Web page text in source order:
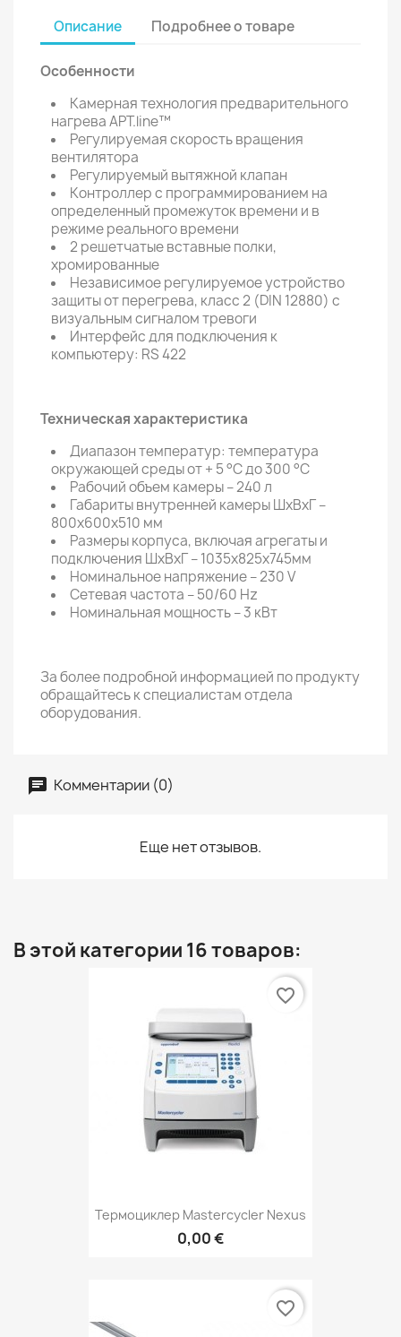
Описание Подробнее о товаре
Особенности
Камерная технология предварительного
нагрева APT.line™
Регулируемая скорость вращения
вентилятора
Регулируемый вытяжной клапан
Контроллер с программированием на
определенный промежуток времени и в
режиме реального времени
2 решетчатые вставные полки,
хромированные
Независимое регулируемое устройство
защиты от перегрева, класс 2 (DIN 12880) с
визуальным сигналом тревоги
Интерфейс для подключения к
компьютеру: RS 422
Техническая характеристика
Диапазон температур: температура
окружающей среды от + 5 °C до 300 °C
Рабочий объем камеры – 240 л
Габариты внутренней камеры ШхВхГ –
800х600х510 мм
Размеры корпуса, включая агрегаты и
подключения ШхВхГ – 1035х825х745мм
Номинальное напряжение – 230 V
Сетевая частота – 50/60 Hz
Номинальная мощность – 3 кВт
За более подробной информацией по продукту
обращайтесь к специалистам отдела
оборудования.
Комментарии (0)
Еще нет отзывов.
В этой категории 16 товаров:
Термоциклер Mastercycler Nexus
0,00 €
favorite_border
favorite_border